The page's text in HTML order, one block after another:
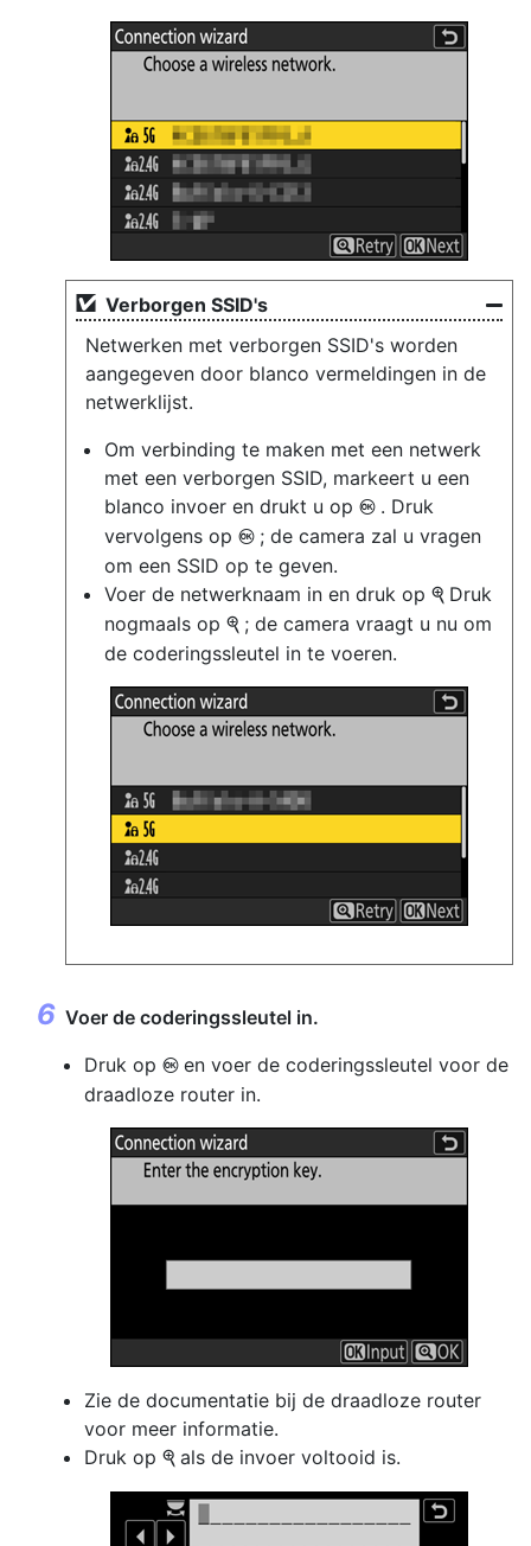
Verborgen SSID's
Netwerken met verborgen SSID's worden
aangegeven door blanco vermeldingen in de
netwerklijst.
Om verbinding te maken met een netwerk
met een verborgen SSID, markeert u een
blanco invoer en drukt u op J . Druk
vervolgens op J ; de camera zal u vragen
om een SSID op te geven.
Voer de netwerknaam in en druk op X Druk
nogmaals op X ; de camera vraagt u nu om
de coderingssleutel in te voeren.
Voer de coderingssleutel in.
Druk op J en voer de coderingssleutel voor de
draadloze router in.
Zie de documentatie bij de draadloze router
voor meer informatie.
Druk op X als de invoer voltooid is.